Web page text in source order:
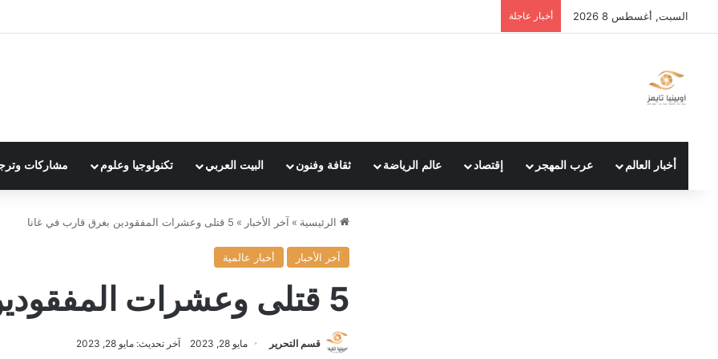
السبت, أغسطس 8 2026 أخبار عاجلة
أخبار العالم عرب المهجر إقتصاد عالم الرياضة ثقافة وفنون البيت العربي تكنولوجيا وعلوم مشاركات
الرئيسية » آخر الأخبار » 5 قتلى وعشرات المفقودين بغرق قارب في غانا
آخر الأخبار أخبار عالمية
5 قتلى وعشرات المفقودين بغرق قارب في غانا
قسم التحرير مايو 28, 2023 آخر تحديث: مايو 28, 2023